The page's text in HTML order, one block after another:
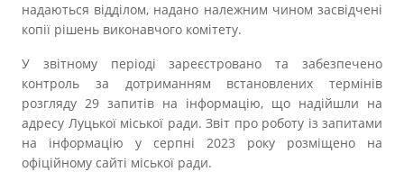
надаються відділом, надано належним чином засвідчені
копії рішень виконавчого комітету.
У звітному періоді зареєстровано та забезпечено
контроль за дотриманням встановлених термінів
розгляду 29 запитів на інформацію, що надійшли на
адресу Луцької міської ради. Звіт про роботу із запитами
на інформацію у серпні 2023 року розміщено на
офіційному сайті міської ради.